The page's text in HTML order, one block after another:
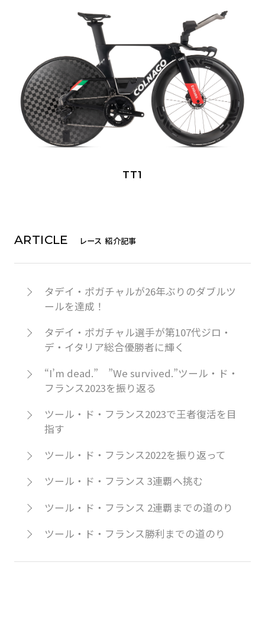
TT1
ARTICLE レース 紹介記事
タデイ・ポガチャルが26年ぶりのダブルツ
ールを達成！
タデイ・ポガチャル選手が第107代ジロ・
デ・イタリア総合優勝者に輝く
“I’m dead.” ”We survived.”ツール・ド・
フランス2023を振り返る
ツール・ド・フランス2023で王者復活を目
指す
ツール・ド・フランス2022を振り返って
ツール・ド・フランス 3連覇へ挑む
ツール・ド・フランス 2連覇までの道のり
ツール・ド・フランス勝利までの道のり